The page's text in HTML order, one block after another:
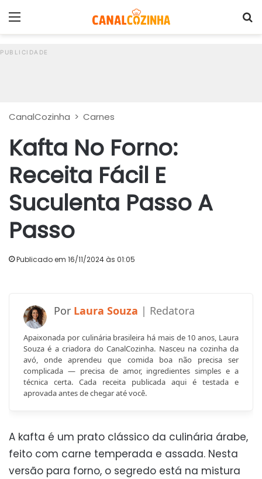
Menu
CanalCozinha > Carnes
Kafta No Forno:
Receita Fácil E
Suculenta Passo A
Passo
Publicado em 16/11/2024 às 01:05
Laura Souza
Apaixonada por culinária brasileira há mais de 10 anos, Laura
Souza é a criadora do CanalCozinha. Nasceu na cozinha da
avó, onde aprendeu que comida boa não precisa ser
complicada — precisa de amor, ingredientes simples e a
técnica certa. Cada receita publicada aqui é testada e
aprovada antes de chegar até você.
A kafta é um prato clássico da culinária árabe,
feito com carne temperada e assada. Nesta
versão para forno, o segredo está na mistura